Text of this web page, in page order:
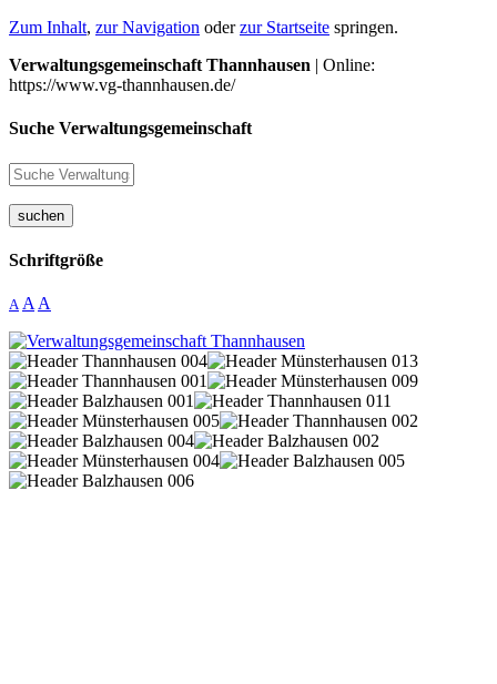
Zum Inhalt, zur Navigation oderzur Startseite springen.
Verwaltungsgemeinschaft Thannhausen | Online:
https://www.vg-thannhausen.de/
Suche Verwaltungsgemeinschaft
suchen
Schriftgröße
A A A